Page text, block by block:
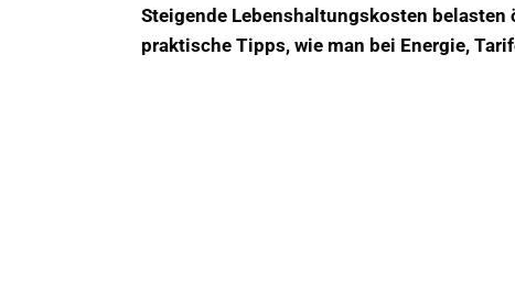
Steigende Lebenshaltungskosten
praktische Tipps, wie man bei Energie,